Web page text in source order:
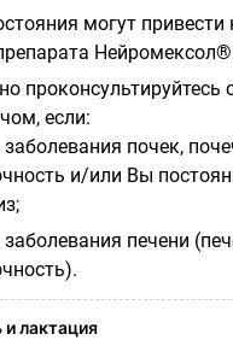
могут привести
если:
заболевания почек,
и/или Вы
заболевания печени
лактация